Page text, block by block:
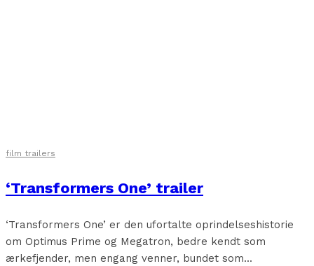
film trailers
‘Transformers One’ trailer
‘Transformers One’ er den ufortalte oprindelseshistorie
om Optimus Prime og Megatron, bedre kendt som
ærkefjender, men engang venner, bundet som...